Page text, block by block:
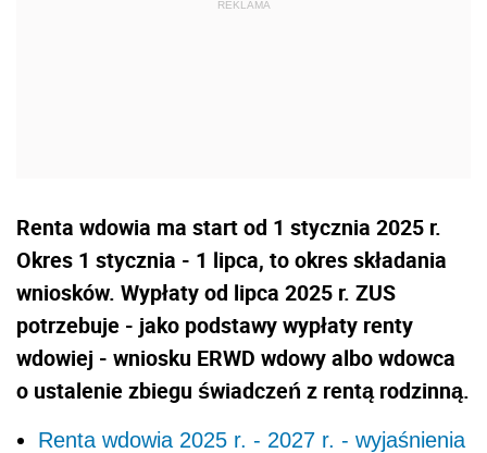
Renta wdowia ma start od 1 stycznia 2025 r.
Okres 1 stycznia - 1 lipca, to okres składania
wniosków. Wypłaty od lipca 2025 r. ZUS
potrzebuje - jako podstawy wypłaty renty
wdowiej - wniosku ERWD wdowy albo wdowca
o ustalenie zbiegu świadczeń z rentą rodzinną.
Renta wdowia 2025 r. - 2027 r. - wyjaśnienia